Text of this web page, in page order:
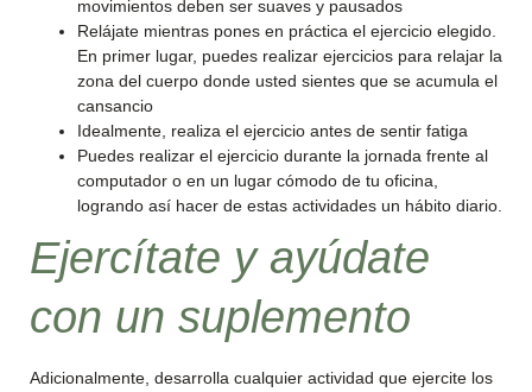
movimientos deben ser suaves y pausados
Relájate mientras pones en práctica el ejercicio elegido.
En primer lugar, puedes realizar ejercicios para relajar la
zona del cuerpo donde usted sientes que se acumula el
cansancio
Idealmente, realiza el ejercicio antes de sentir fatiga
Puedes realizar el ejercicio durante la jornada frente al
computador o en un lugar cómodo de tu oficina,
logrando así hacer de estas actividades un hábito diario.
Ejercítate y ayúdate
con un suplemento
Adicionalmente, desarrolla cualquier actividad que ejercite los